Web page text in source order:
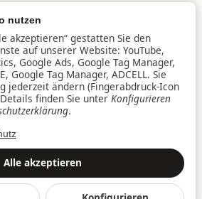
widerrufen
Alle akzeptieren
nutzen
akzeptieren“ gestatten Sie den
auf unserer Website: YouTube,
Google Ads, Google Tag Manager,
Google Tag Manager, ADCELL. Sie
jederzeit ändern (Fingerabdruck-Icon
finden Sie unter Konfigurieren
.